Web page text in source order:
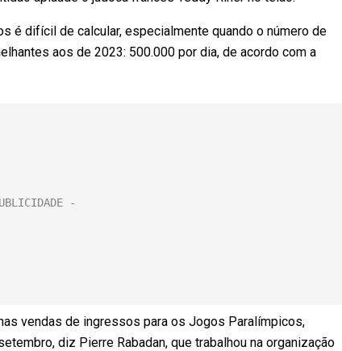
é difícil de calcular, especialmente quando o número de
aos de 2023: 500.000 por dia, de acordo com a
vendas de ingressos para os Jogos Paralímpicos,
diz Pierre Rabadan, que trabalhou na organização